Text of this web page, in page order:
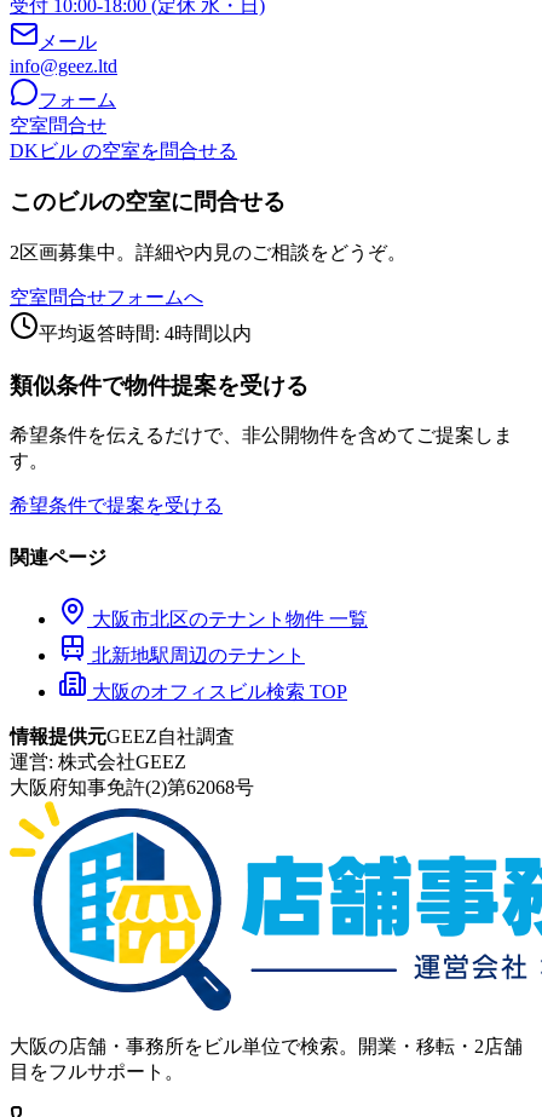
受付 10:00-18:00 (定休 水・日)
メール
info@geez.ltd
フォーム
空室問合せ
DKビル の空室を問合せる
このビルの空室に問合せる
2区画募集中。詳細や内見のご相談をどうぞ。
空室問合せフォームへ
平均返答時間: 4時間以内
類似条件で物件提案を受ける
希望条件を伝えるだけで、非公開物件を含めてご提案しま
す。
希望条件で提案を受ける
関連ページ
大阪市北区のテナント物件 一覧
北新地駅周辺のテナント
大阪のオフィスビル検索 TOP
情報提供元GEEZ自社調査
運営: 株式会社GEEZ
大阪府知事免許(2)第62068号
大阪の店舗・事務所をビル単位で検索。開業・移転・2店舗
目をフルサポート。